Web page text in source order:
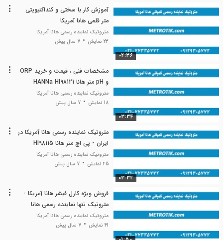
02:36
آموزش کار با سختی و کنداکتیویتی
متر قلمی هانا آمریکا
متروتیک نماینده رسمی هانا آمریکا
23 نمایش
7 سال پیش
03:34
مشخصات فنی ، قیمت و خرید ORP
و pH متر هانا HANNa HI98121
متروتیک نماینده رسمی هانا آمریکا
18 نمایش
7 سال پیش
03:32
متروتیک نماینده رسمی هانا آمریکا در
ایران - پی اچ متر هانا HI98115
متروتیک نماینده رسمی هانا آمریکا
45 نمایش
7 سال پیش
فروش ویژه کارل فیشر هانا آمریکا -
متروتیک تنها نماینده رسمی هانا
متروتیک نماینده رسمی هانا آمریکا
41 نمایش
7 سال پیش